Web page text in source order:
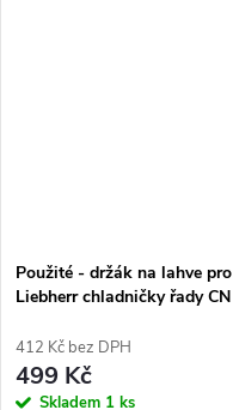
Použité - držák na lahve pro
Liebherr chladničky řady CN
412 Kč bez DPH
499 Kč
Skladem 1 ks